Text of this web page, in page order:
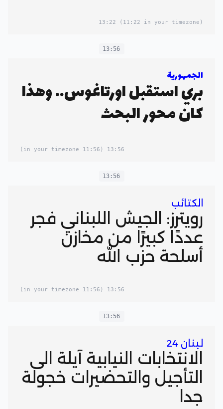
13:22 (11:22 in your timezone)
13:56
الجمهورية
بري استقبل اورتاغوس.. وهذا
كان محور البحث
13:56
(11:56 in your timezone)
13:56
الكتائب
رويترز: الجيش اللبناني فجر
عددًا كبيرًا من مخازن
أسلحة حزب الله
13:56
(11:56 in your timezone)
13:56
لبنان 24
الانتخابات النيابية آيلة الى
التأجيل والتحضيرات خجولة
جدا